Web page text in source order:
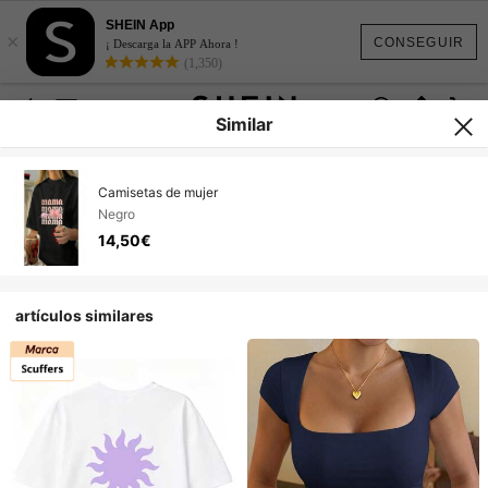
CONSEGUIR
×
SHEIN App
¡ Descarga la APP Ahora !
(1,350)
Similar
Camisetas de mujer
Negro
14,50€
artículos similares